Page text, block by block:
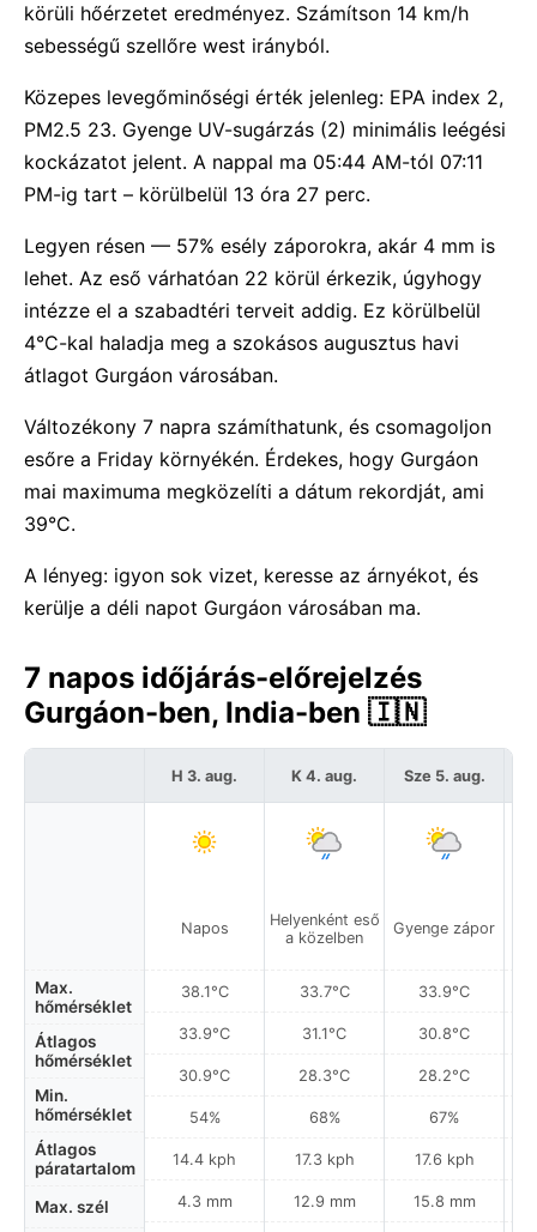
körüli hőérzetet eredményez. Számítson 14 km/h
sebességű szellőre west irányból.
Közepes levegőminőségi érték jelenleg: EPA index 2,
PM2.5 23. Gyenge UV-sugárzás (2) minimális leégési
kockázatot jelent. A nappal ma 05:44 AM-tól 07:11
PM-ig tart – körülbelül 13 óra 27 perc.
Legyen résen — 57% esély záporokra, akár 4 mm is
lehet. Az eső várhatóan 22 körül érkezik, úgyhogy
intézze el a szabadtéri terveit addig. Ez körülbelül
4°C-kal haladja meg a szokásos augusztus havi
átlagot Gurgáon városában.
Változékony 7 napra számíthatunk, és csomagoljon
esőre a Friday környékén. Érdekes, hogy Gurgáon
mai maximuma megközelíti a dátum rekordját, ami
39°C.
A lényeg: igyon sok vizet, keresse az árnyékot, és
kerülje a déli napot Gurgáon városában ma.
7 napos időjárás-előrejelzés
Gurgáon-ben, India-ben 🇮🇳
Max.
hőmérséklet
Átlagos
hőmérséklet
Min.
hőmérséklet
Átlagos
páratartalom
Max. szél
H 3. aug.
Napos
38.1°C
33.9°C
30.9°C
54%
14.4 kph
4.3 mm
K 4. aug.
Helyenként eső
a közelben
33.7°C
31.1°C
28.3°C
68%
17.3 kph
12.9 mm
Sze 5. aug.
Gyenge zápor
33.9°C
30.8°C
28.2°C
67%
17.6 kph
15.8 mm